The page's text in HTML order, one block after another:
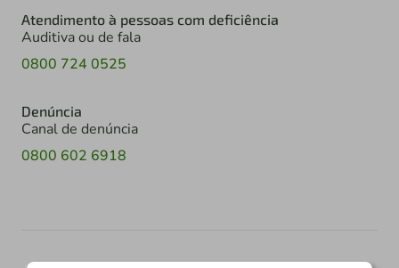
Atendimento à pessoas com deficiência
Auditiva ou de fala
0800 724 0525
Denúncia
Canal de denúncia
0800 602 6918